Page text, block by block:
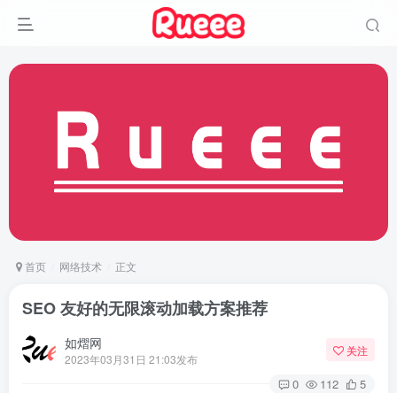
首页 网络技术 正文
SEO 友好的无限滚动加载方案推荐
如熠网
2023年03月31日 21:03发布
关注
0 112 5